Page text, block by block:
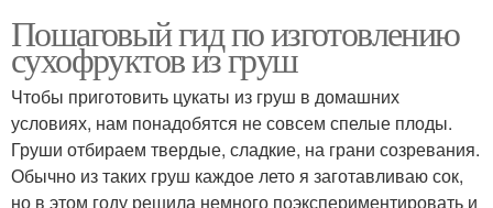
Пошаговый гид по изготовлению
сухофруктов из груш
Чтобы приготовить цукаты из груш в домашних
условиях, нам понадобятся не совсем спелые плоды.
Груши отбираем твердые, сладкие, на грани созревания.
Обычно из таких груш каждое лето я заготавливаю сок,
но в этом году решила немного поэкспериментировать и